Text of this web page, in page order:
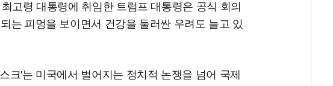
고령 대통령에 취임한 트럼프 대통령은 공식 회의
는 피멍을 보이면서 건강을 둘러싼 우려도 늘고 있
크'는 미국에서 벌어지는 정치적 논쟁을 넘어 국제